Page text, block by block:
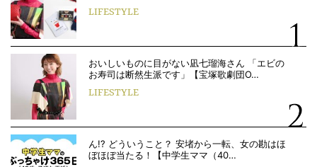
LIFESTYLE
おいしいものに目がない凪七瑠海さん 「エビの
お寿司は断然生派です」【宝塚歌劇団O…
LIFESTYLE
ん!? どういうこと？ 安堵から一転、女の勘はほ
ぼほぼ当たる！【中学生ママ（40…